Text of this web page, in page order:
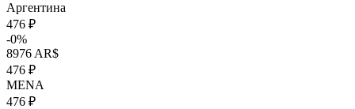
Аргентина
476 ₽
-0%
8976 AR$
476 ₽
MENA
476 ₽